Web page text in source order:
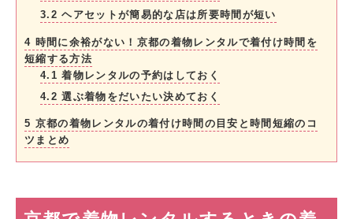
3.2 ヘアセットが簡易的な店は所要時間が短い
4 時間に余裕がない！京都の着物レンタルで着付け時間を
短縮する方法
4.1 着物レンタルの予約はしておく
4.2 選ぶ着物をだいたい決めておく
5 京都の着物レンタルの着付け時間の目安と時間短縮のコ
ツまとめ